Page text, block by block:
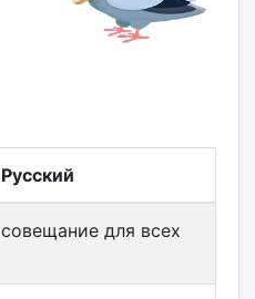
Русский
совещание для всех